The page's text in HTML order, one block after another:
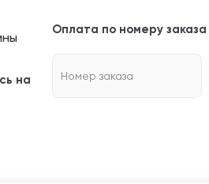
на
Оплата по номеру заказа
Номер заказа